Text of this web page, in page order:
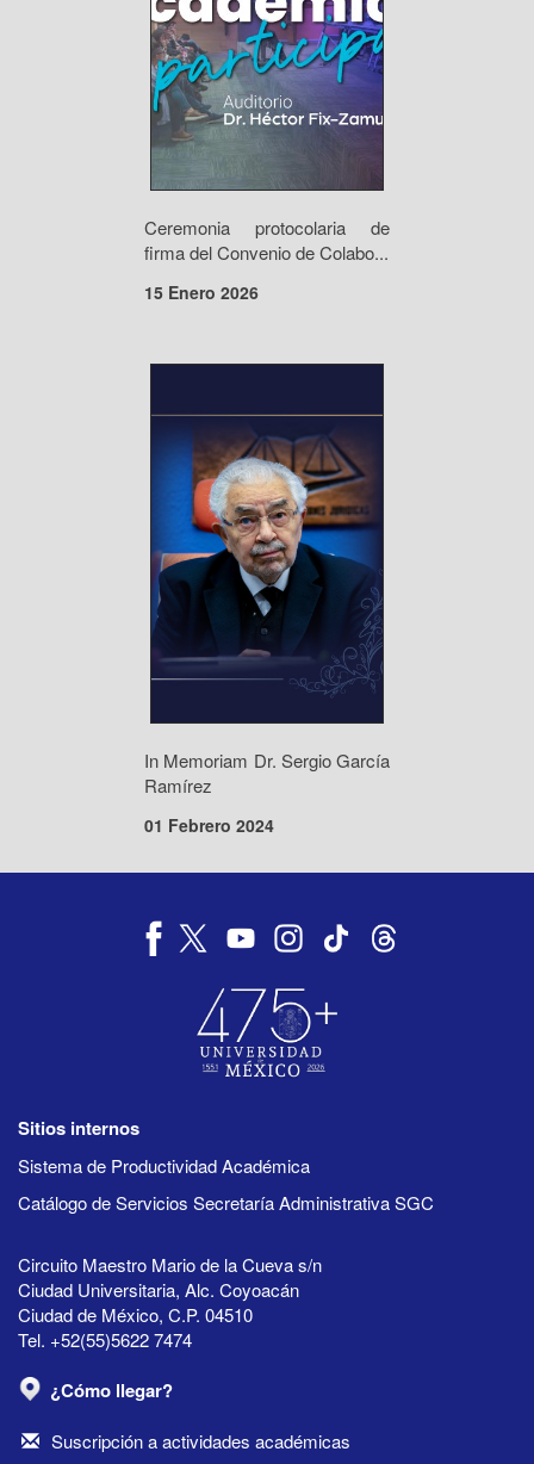
Ceremonia protocolaria de
firma del Convenio de Colabo...
15 Enero 2026
In Memoriam Dr. Sergio García
Ramírez
01 Febrero 2024
Sitios internos
Sistema de Productividad Académica
Catálogo de Servicios Secretaría Administrativa SGC
Circuito Maestro Mario de la Cueva s/n
Ciudad Universitaria, Alc. Coyoacán
Ciudad de México, C.P. 04510
Tel. +52(55)5622 7474
¿Cómo llegar?
Suscripción a actividades académicas